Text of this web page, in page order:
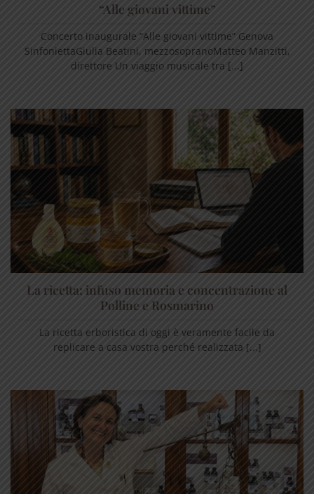
“Alle giovani vittime”
Concerto inaugurale “Alle giovani vittime” Genova
SinfoniettaGiulia Beatini, mezzosopranoMatteo Manzitti,
direttore Un viaggio musicale tra [...]
La ricetta: infuso memoria e concentrazione al
Polline e Rosmarino
La ricetta erboristica di oggi è veramente facile da
replicare a casa vostra perché realizzata [...]